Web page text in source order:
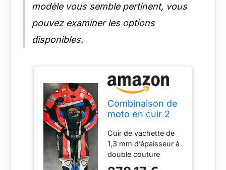
modèle vous semble pertinent, vous
pouvez examiner les options
disponibles.
Combinaison de
moto en cuir 2
nouvelle
conception
multicolore. (Noir
& Rouge, XL)
Cuir de vachette de
1,3 mm d’épaisseur à
double couture